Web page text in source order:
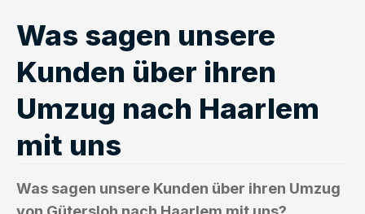
Was sagen unsere
Kunden über ihren
Umzug nach Haarlem
mit uns
Was sagen unsere Kunden über ihren Umzug